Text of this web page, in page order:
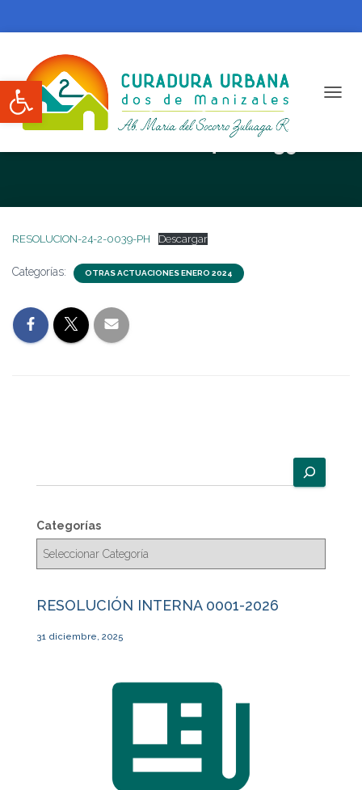
Abrir barra de herramientas
RESOLUCION N. 24-2-0039-PH
RESOLUCION-24-2-0039-PH Descargar
Categorías: OTRAS ACTUACIONES ENERO 2024
u
c
a
Categorías
RESOLUCIÓN INTERNA 0001-2026
31 diciembre, 2025